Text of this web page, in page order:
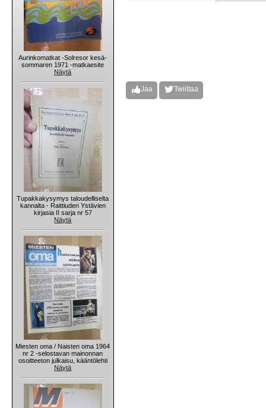
Aurinkomatkat -Solresor kesä-
sommaren 1971 -matkaesite
Näytä
Tupakkakysymys taloudelliselta
kannalta - Raittiuden Ystävien
kirjasia II sarja nr 57
Näytä
Miesten oma / Naisten oma 1964
nr 2 -selostavan mainonnan
osoitteeton julkaisu, kääntölehti
Näytä
Jaa Twiittaa